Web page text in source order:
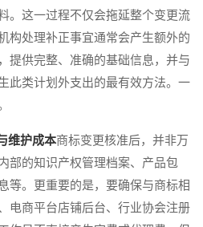
。这一过程不仅会拖延整个变更流
构处理补正事宜通常会产生额外的
提供完整、准确的基础信息，并与
此类计划外支出的最有效方法。一
维护成本商标变更核准后，并非万
部的知识产权管理档案、产品包
等。更重要的是，要确保与商标相
电商平台店铺后台、行业协会注册